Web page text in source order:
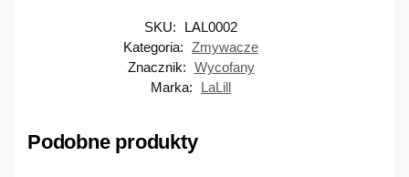
SKU:
LAL0002
Kategoria: Zmywacze
Znacznik: Wycofany
Marka:
LaLill
Podobne produkty